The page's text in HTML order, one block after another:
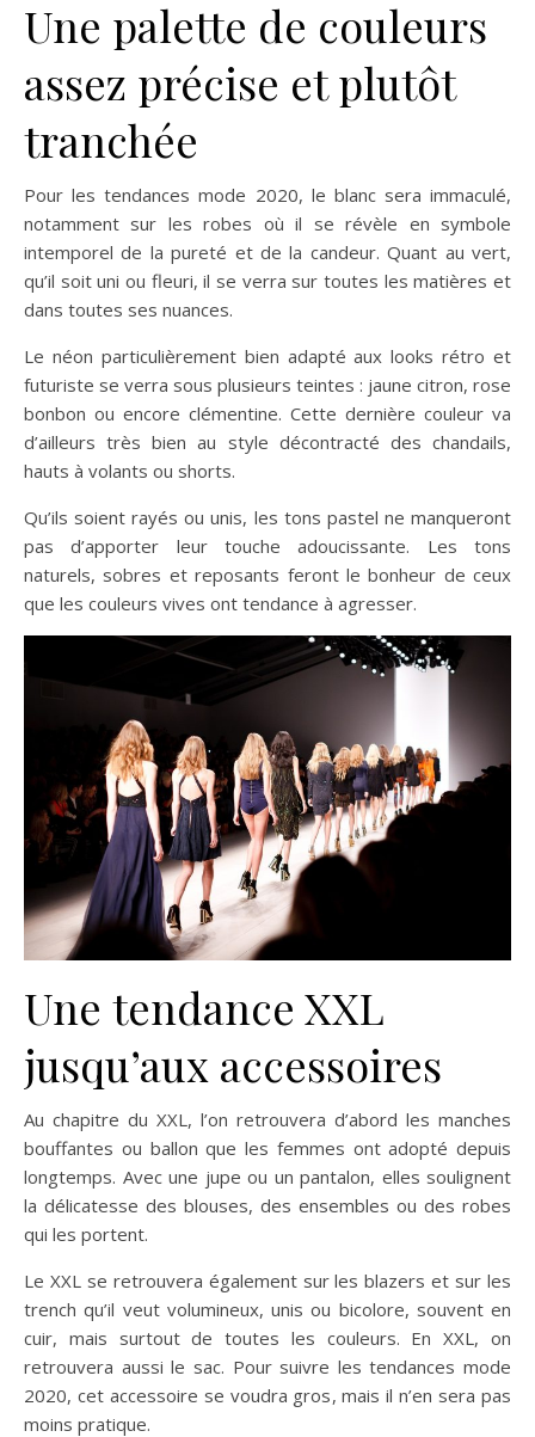
Une palette de couleurs
assez précise et plutôt
tranchée
Pour les tendances mode 2020, le blanc sera immaculé,
notamment sur les robes où il se révèle en symbole
intemporel de la pureté et de la candeur. Quant au vert,
qu’il soit uni ou fleuri, il se verra sur toutes les matières et
dans toutes ses nuances.
Le néon particulièrement bien adapté aux looks rétro et
futuriste se verra sous plusieurs teintes : jaune citron, rose
bonbon ou encore clémentine. Cette dernière couleur va
d’ailleurs très bien au style décontracté des chandails,
hauts à volants ou shorts.
Qu’ils soient rayés ou unis, les tons pastel ne manqueront
pas d’apporter leur touche adoucissante. Les tons
naturels, sobres et reposants feront le bonheur de ceux
que les couleurs vives ont tendance à agresser.
Une tendance XXL
jusqu’aux accessoires
Au chapitre du XXL, l’on retrouvera d’abord les manches
bouffantes ou ballon que les femmes ont adopté depuis
longtemps. Avec une jupe ou un pantalon, elles soulignent
la délicatesse des blouses, des ensembles ou des robes
qui les portent.
Le XXL se retrouvera également sur les blazers et sur les
trench qu’il veut volumineux, unis ou bicolore, souvent en
cuir, mais surtout de toutes les couleurs. En XXL, on
retrouvera aussi le sac. Pour suivre les tendances mode
2020, cet accessoire se voudra gros, mais il n’en sera pas
moins pratique.